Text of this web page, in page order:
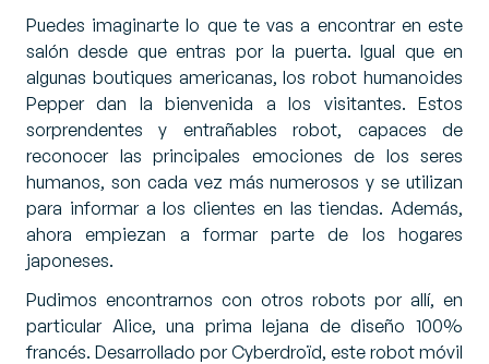
Puedes imaginarte lo que te vas a encontrar en este
salón desde que entras por la puerta. Igual que en
algunas boutiques americanas, los robot humanoides
Pepper dan la bienvenida a los visitantes. Estos
sorprendentes y entrañables robot, capaces de
reconocer las principales emociones de los seres
humanos, son cada vez más numerosos y se utilizan
para informar a los clientes en las tiendas. Además,
ahora empiezan a formar parte de los hogares
japoneses.
Pudimos encontrarnos con otros robots por allí, en
particular Alice, una prima lejana de diseño 100%
francés. Desarrollado por Cyberdroïd, este robot móvil